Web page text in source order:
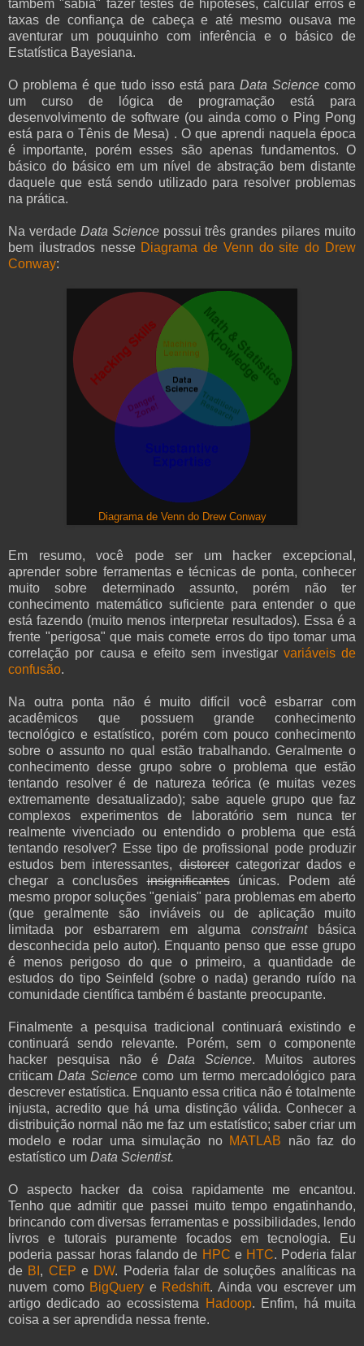
também "sabia" fazer testes de hipóteses, calcular erros e
taxas de confiança de cabeça e até mesmo ousava me
aventurar um pouquinho com inferência e o básico de
Estatística Bayesiana.
O problema é que tudo isso está para Data Science como
um curso de lógica de programação está para
desenvolvimento de software (ou ainda como o Ping Pong
está para o Tênis de Mesa) . O que aprendi naquela época
é importante, porém esses são apenas fundamentos. O
básico do básico em um nível de abstração bem distante
daquele que está sendo utilizado para resolver problemas
na prática.
Na verdade Data Sciencepossui três grandes pilares muito
bem ilustrados nesse Diagrama de Venn do site do Drew
Conway:
Diagrama de Venn do Drew Conway
Em resumo, você pode ser um hacker excepcional,
aprender sobre ferramentas e técnicas de ponta, conhecer
muito sobre determinado assunto, porém não ter
conhecimento matemático suficiente para entender o que
está fazendo (muito menos interpretar resultados). Essa é a
frente "perigosa" que mais comete erros do tipo tomar uma
correlação por causa e efeito sem investigar variáveis de
confusão.
Na outra ponta não é muito difícil você esbarrar com
acadêmicos que possuem grande conhecimento
tecnológico e estatístico, porém com pouco conhecimento
sobre o assunto no qual estão trabalhando. Geralmente o
conhecimento desse grupo sobre o problema que estão
tentando resolver é de natureza teórica (e muitas vezes
extremamente desatualizado); sabe aquele grupo que faz
complexos experimentos de laboratório sem nunca ter
realmente vivenciado ou entendido o problema que está
tentando resolver? Esse tipo de profissional pode produzir
estudos bem interessantes,distorcercategorizar dados e
chegar a conclusõesinsignificantesúnicas. Podem até
mesmo propor soluções "geniais" para problemas em aberto
(que geralmente são inviáveis ou de aplicação muito
limitada por esbarrarem em algumaconstraint
básica
desconhecida pelo autor). Enquanto penso que esse grupo
é menos perigoso do que o primeiro, a quantidade de
estudos do tipo Seinfeld (sobre o nada) gerando ruído na
comunidade científica também é bastante preocupante.
Finalmente a pesquisa tradicional continuará existindo e
continuará sendo relevante. Porém, sem o componente
hacker pesquisa não éData Science. Muitos autores
criticamData Science como um termo mercadológico para
descrever estatística. Enquanto essa critica não é totalmente
injusta, acredito que há uma distinção válida. Conhecer a
distribuição normal não me faz um estatístico; saber criar um
modelo e rodar uma simulação no MATLAB não faz do
estatístico um Data Scientist.
O aspecto hacker da coisa rapidamente me encantou.
Tenho que admitir que passei muito tempo engatinhando,
brincando com diversas ferramentas e possibilidades, lendo
livros e tutorais puramente focados em tecnologia. Eu
poderia passar horas falando de HPC e HTC. Poderia falar
de BI , CEP e DW. Poderia falar de soluções analíticas na
nuvem como BigQuery e Redshift. Ainda vou escrever um
artigo dedicado ao ecossistema
Hadoop. Enfim, há muita
coisa a ser aprendida nessa frente.